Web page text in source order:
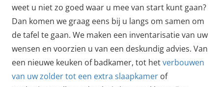
weet u niet zo goed waar u mee van start kunt gaan?
Dan komen we graag eens bij u langs om samen om
de tafel te gaan. We maken een inventarisatie van uw
wensen en voorzien u van een deskundig advies. Van
een nieuwe keuken of badkamer, tot hetverbouwen
van uw zolder tot een extra slaapkamer of